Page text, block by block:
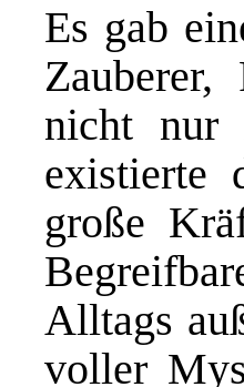
Es gab
nicht nur
existierte
große
Alltags
voller